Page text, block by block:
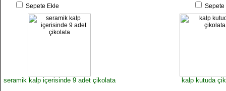
Sepete Ekle Sepete
seramik kalp içerisinde 9 adet çikolata kalp kutuda